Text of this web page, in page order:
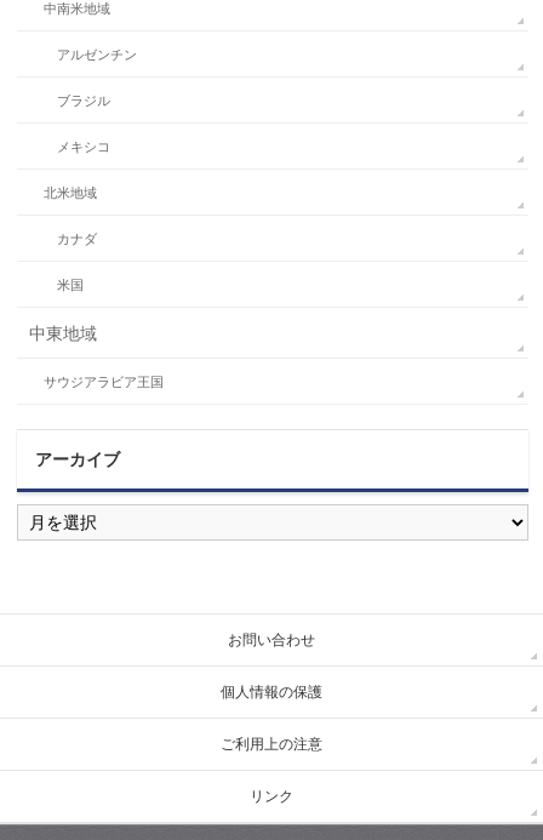
中南米地域
アルゼンチン
ブラジル
メキシコ
北米地域
カナダ
米国
中東地域
サウジアラビア王国
アーカイブ
ア
ー
カ
お問い合わせ
個人情報の保護
ご利用上の注意
リンク